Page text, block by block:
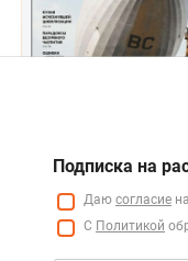
Подписка на
Даю согласие
С Политикой